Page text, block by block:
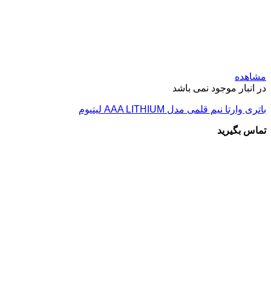
مشاهده
در انبار موجود نمی باشد
باتری وارتا نیم قلمی مدل AAA LITHIUM لیتیوم
تماس بگیرید